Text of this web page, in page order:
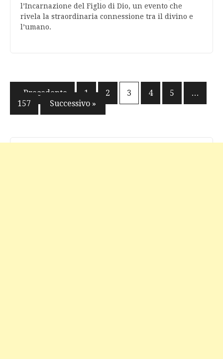
l’Incarnazione del Figlio di Dio, un evento che
rivela la straordinaria connessione tra il divino e
l’umano.
Navigazione
articoli
« Precedente 1 2 3 4 5
…
157
Successivo »